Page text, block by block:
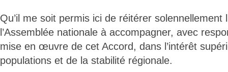
Qu’il me soit permis ici de réitérer solennellement
l’Assemblée nationale à accompagner, avec
mise en œuvre de cet Accord, dans l’intérêt
populations et de la stabilité régionale.